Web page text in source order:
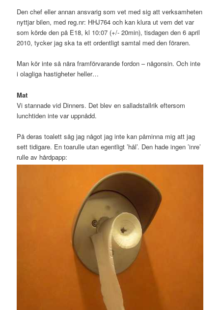
Den chef eller annan ansvarig som vet med sig att verksamheten
nyttjar bilen, med reg.nr: HHJ764 och kan klura ut vem det var
som körde den på E18, kl 10:07 (+/- 20min), tisdagen den 6 april
2010, tycker jag ska ta ett ordentligt samtal med den föraren.
Man kör inte så nära framförvarande fordon – någonsin. Och inte
i olagliga hastigheter heller…
Mat
Vi stannade vid Dinners. Det blev en salladstallrik eftersom
lunchtiden inte var uppnådd.
På deras toalett såg jag något jag inte kan påminna mig att jag
sett tidigare. En toarulle utan egentligt ’hål’. Den hade ingen ’inre’
rulle av hårdpapp: